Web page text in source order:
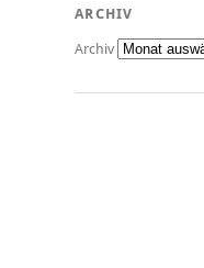
ARCHIV
Archiv